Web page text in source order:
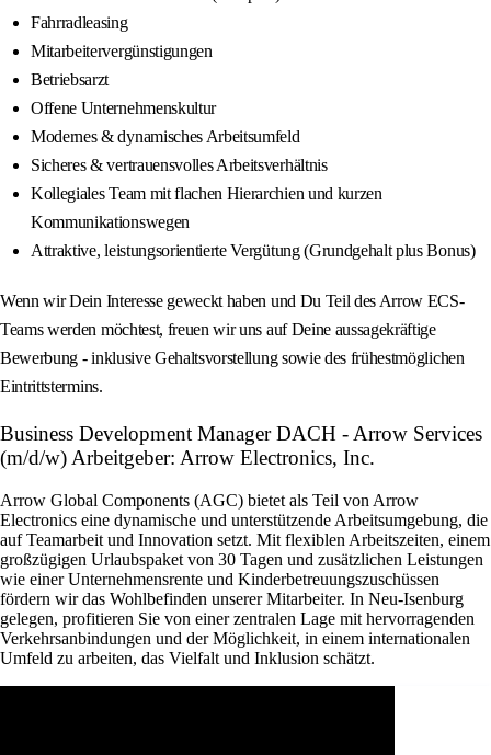
Fahrradleasing
Mitarbeitervergünstigungen
Betriebsarzt
Offene Unternehmenskultur
Modernes & dynamisches Arbeitsumfeld
Sicheres & vertrauensvolles Arbeitsverhältnis
Kollegiales Team mit flachen Hierarchien und kurzen
Kommunikationswegen
Attraktive, leistungsorientierte Vergütung (Grundgehalt plus Bonus)
Wenn wir Dein Interesse geweckt haben und Du Teil des Arrow ECS-
Teams werden möchtest, freuen wir uns auf Deine aussagekräftige
Bewerbung - inklusive Gehaltsvorstellung sowie des frühestmöglichen
Eintrittstermins.
Business Development Manager DACH - Arrow Services
(m/d/w) Arbeitgeber: Arrow Electronics, Inc.
Arrow Global Components (AGC) bietet als Teil von Arrow
Electronics eine dynamische und unterstützende Arbeitsumgebung, die
auf Teamarbeit und Innovation setzt. Mit flexiblen Arbeitszeiten, einem
großzügigen Urlaubspaket von 30 Tagen und zusätzlichen Leistungen
wie einer Unternehmensrente und Kinderbetreuungszuschüssen
fördern wir das Wohlbefinden unserer Mitarbeiter. In Neu-Isenburg
gelegen, profitieren Sie von einer zentralen Lage mit hervorragenden
Verkehrsanbindungen und der Möglichkeit, in einem internationalen
Umfeld zu arbeiten, das Vielfalt und Inklusion schätzt.